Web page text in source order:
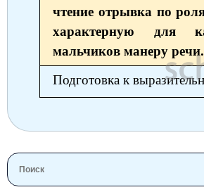
чтение отрывка по
характерную для
мальчиков манеру речи.
Подготовка к